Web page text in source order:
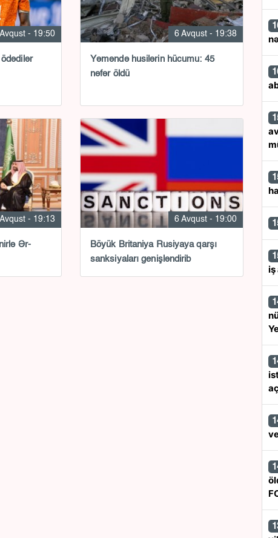
- 19:50 6 Avqust - 19:38
Yəməndə husilərin hücumu: 45
nəfər öldü
- 19:13
Ər-
6 Avqust - 19:00
Böyük Britaniya Rusiyaya qarşı
sanksiyaları genişləndirib
iş